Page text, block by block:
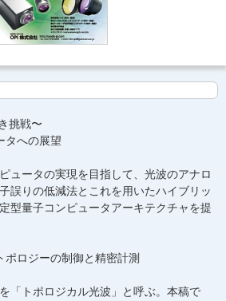
挑戦〜
タへの展望
ュータの実現を目指して、光波のアナロ
誤りの低減法とこれを用いたハイブリッ
型量子コンピュータアーキテクチャを提
ロジーの制御と精密計測
「トポロジカル光波」と呼ぶ。本稿で